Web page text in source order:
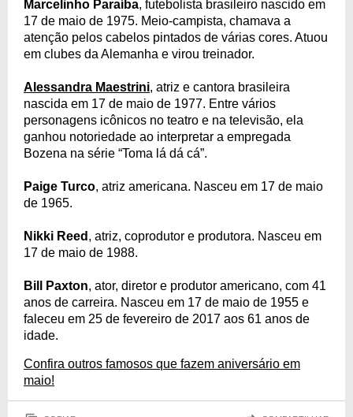
Marcelinho Paraíba, futebolista brasileiro nascido em
17 de maio de 1975. Meio-campista, chamava a
atenção pelos cabelos pintados de várias cores. Atuou
em clubes da Alemanha e virou treinador.
Alessandra Maestrini, atriz e cantora brasileira
nascida em 17 de maio de 1977. Entre vários
personagens icônicos no teatro e na televisão, ela
ganhou notoriedade ao interpretar a empregada
Bozena na série “Toma lá dá cá”.
Paige Turco, atriz americana. Nasceu em 17 de maio
de 1965.
Nikki Reed , atriz, coprodutor e produtora. Nasceu em
17 de maio de 1988.
Bill Paxton, ator, diretor e produtor americano, com 41
anos de carreira. Nasceu em 17 de maio de 1955 e
faleceu em 25 de fevereiro de 2017 aos 61 anos de
idade.
Confira outros famosos que fazem aniversário em
maio!